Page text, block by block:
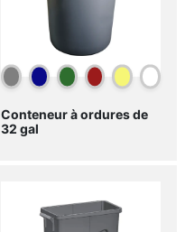
Conteneur à ordures de
32 gal